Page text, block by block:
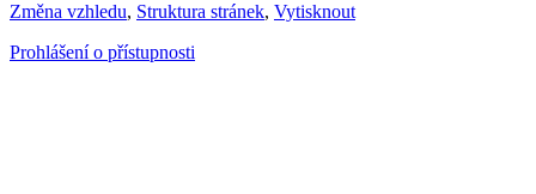
Změna vzhledu, Struktura stránek, Vytisknout
Prohlášení o přístupnosti